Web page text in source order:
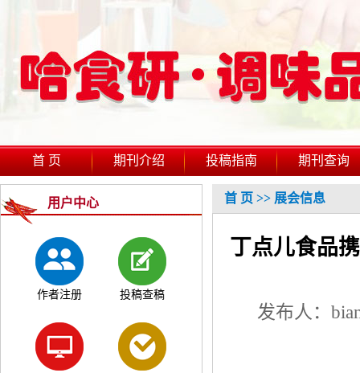
首 页 期刊介绍 投稿指南 期刊查询
首 页 >> 展会信息
丁点儿食品
发布人：
用户中心
作者注册 投稿查稿